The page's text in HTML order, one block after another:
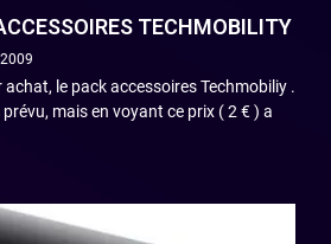
TECHMOBILITY
le pack accessoires Techmobiliy .
mais en voyant ce prix ( 2 € ) a